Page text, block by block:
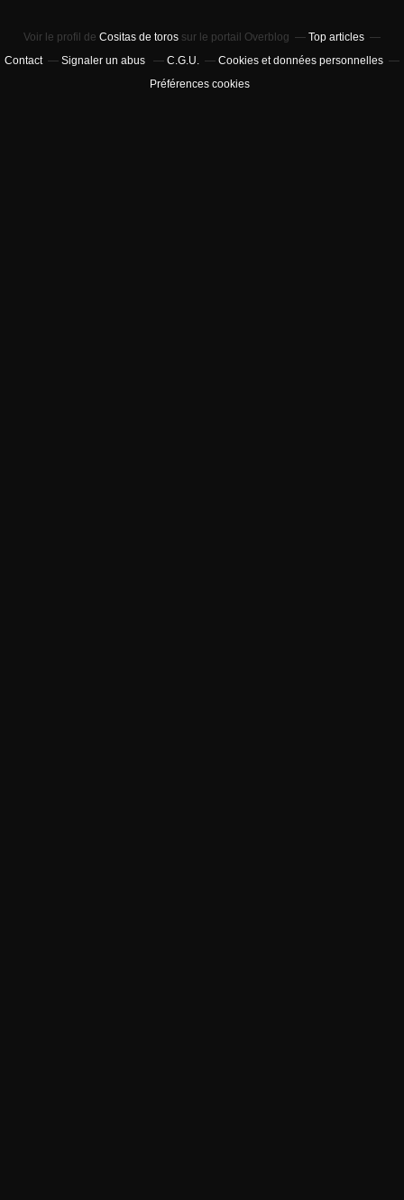
Voir le profil de Cositas de toros sur le portail Overblog
Top articles
Contact
Signaler un abus C.G.U.
Cookies et données personnelles
Préférences cookies